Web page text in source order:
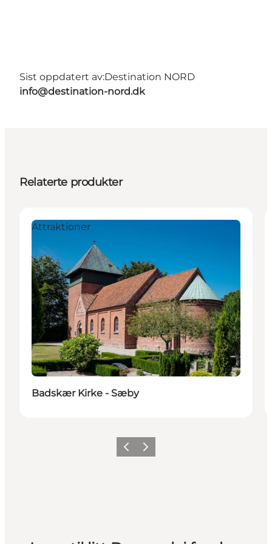
Sist oppdatert av:Destination NORD
info@destination-nord.dk
Relaterte produkter
Attraktioner
Badskær Kirke - Sæby
ForrigeNeste